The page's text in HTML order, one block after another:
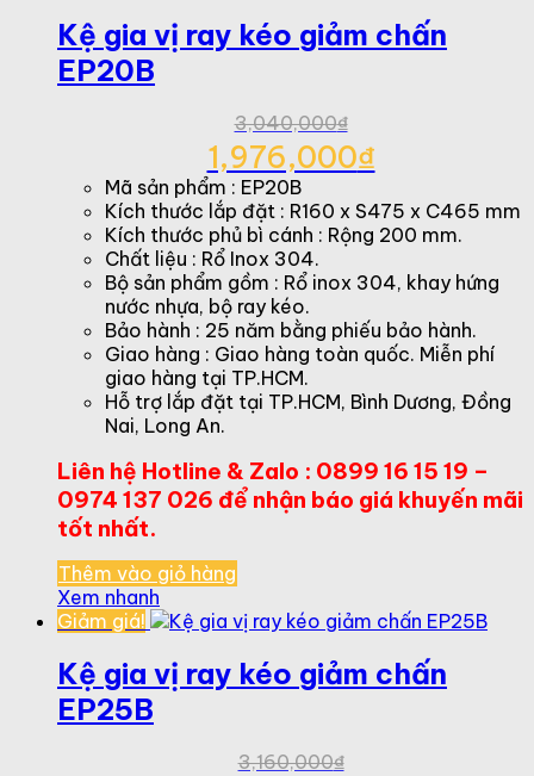
cao
Kệ gia vị ray kéo giảm chấn
EP20B
3,040,000₫
3,040,000₫.
1,976,000₫
Giá
hiện
1,976,000₫.
Mã sản phẩm : EP20B
Kích thước lắp đặt : R160 x S475 x C465 mm
Kích thước phủ bì cánh : Rộng 200 mm.
Chất liệu : Rổ Inox 304.
Bộ sản phẩm gồm : Rổ inox 304, khay hứng
nước nhựa, bộ ray kéo.
Bảo hành : 25 năm bằng phiếu bảo hành.
Giao hàng : Giao hàng toàn quốc. Miễn phí
giao hàng tại TP.HCM.
Hỗ trợ lắp đặt tại TP.HCM, Bình Dương, Đồng
Nai, Long An.
Liên hệ Hotline & Zalo : 0899 16 15 19 –
0974 137 026 để nhận báo giá khuyến mãi
tốt nhất.
Thêm vào giỏ hàng
Xem nhanh
Giảm giá!
Kệ gia vị ray kéo giảm chấn
EP25B
3,160,000₫